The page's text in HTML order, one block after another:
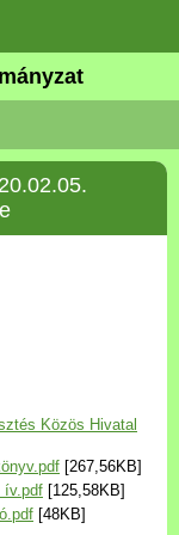
Közös Hivatal
[267,56KB]
ív.pdf [125,58KB]
[48KB]